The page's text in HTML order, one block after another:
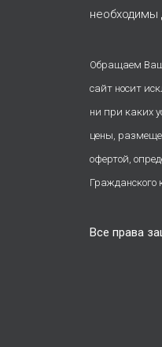
необходимы
Обращаем
сайт носит
ни при каких
цены,
офертой,
Гражданского
Все права